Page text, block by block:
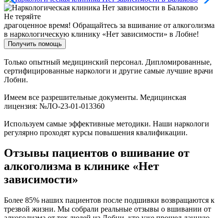
Не теряйте
драгоценное время! Обращайтесь за вшивание от алкоголизма
в наркологическую клинику «Нет зависимости» в Лобне!
Получить помощь
Только опытный медицинский персонал. Дипломированные,
сертифицированные наркологи и другие самые лучшие врачи
Лобни.
Имеем все разрешительные документы. Медицинская
лицензия: №ЛО-23-01-013360
Используем самые эффективные методики. Наши наркологи
регулярно проходят курсы повышения квалификации.
Отзывы пациентов о вшивание от
алкоголизма в клинике «Нет
зависимости»
Более 85% наших пациентов после подшивки возвращаются к
трезвой жизни. Мы собрали реальные отзывы о вшивании от